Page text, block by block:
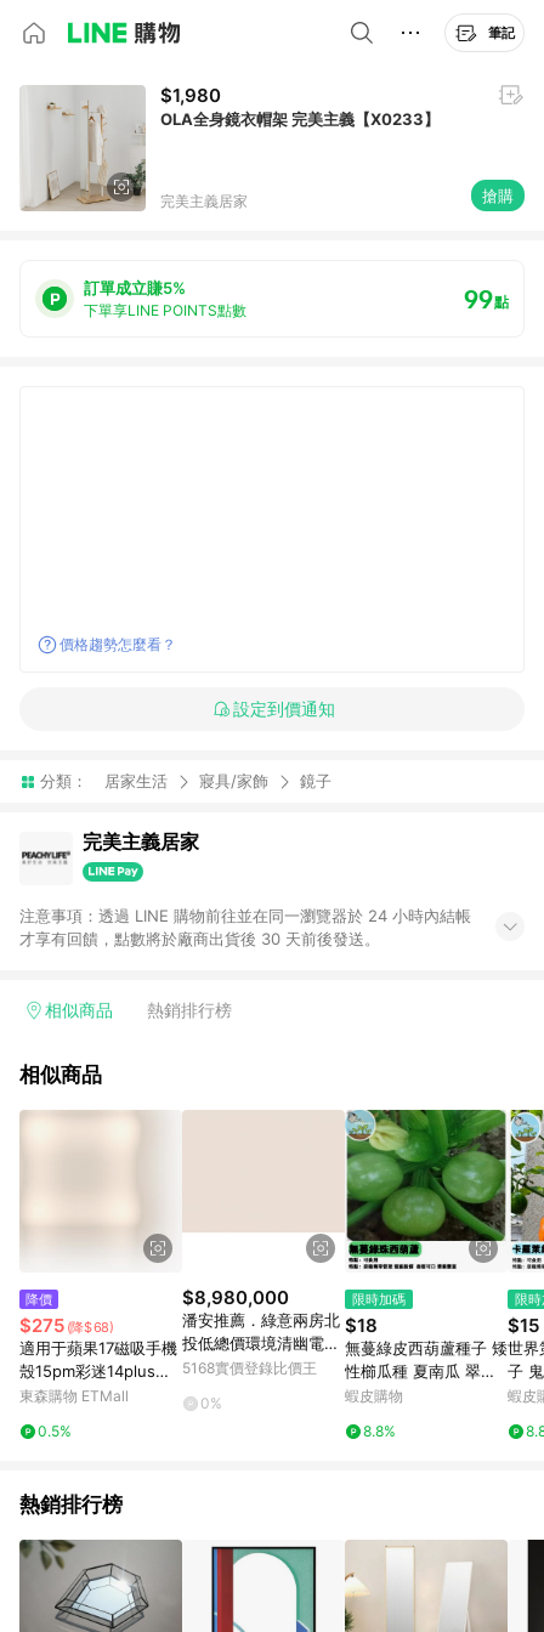
筆記
$1,980
OLA全身鏡衣帽架 完美主義【X0233】
完美主義居家 搶購
訂單成立賺5%
下單享LINE POINTS點數 99點
價格趨勢怎麼看？
設定到價通知
分類： 居家生活 寢具/家飾 鏡子
完美主義居家
注意事項：透過 LINE 購物前往並在同一瀏覽器於 24 小時內結帳
才享有回饋，點數將於廠商出貨後 30 天前後發送。
相似商品 熱銷排行榜
相似商品
降價
$275 (降$68)
適用于蘋果17磁吸手機
殼15pm彩迷14plus雙
層p硅膠iphone16pro
摔高級耐用磨軍事風m
東森購物 ETMall
0.5%
$8,980,000
潘安推薦．綠意兩房北
投低總價環境清幽電梯
美宅｜台北市北投區溫
5168實價登錄比價王
0%
限時加碼
$18
無蔓綠皮西葫蘆種子 矮
性櫛瓜種 夏南瓜 翠玉
瓜 家庭菜園 陽台盆栽
農藥 新鮮採種 適合台
蝦皮購物
8.8%
限
$15
世界
子
超辣
級
蝦皮
熱銷排行榜